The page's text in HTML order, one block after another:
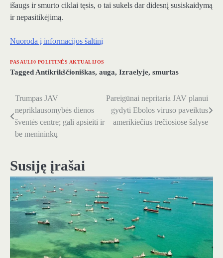
išaugs ir smurto ciklai tęsis, o tai sukels dar didesnį susiskaidymą
ir nepasitikėjimą.
Nuoroda į informacijos šaltinį
PASAULI0 POLITINĖS AKTUALIJOS
Tagged Antikrikščioniškas, auga, Izraelyje, smurtas
Navigacija
tarp
įrašų
Trumpas JAV
nepriklausomybės dienos
šventės centre; gali apsieiti ir
be menininkų
Pareigūnai nepritaria JAV planui
gydyti Ebolos viruso paveiktus
amerikiečius trečiosiose šalyse
Susiję įrašai